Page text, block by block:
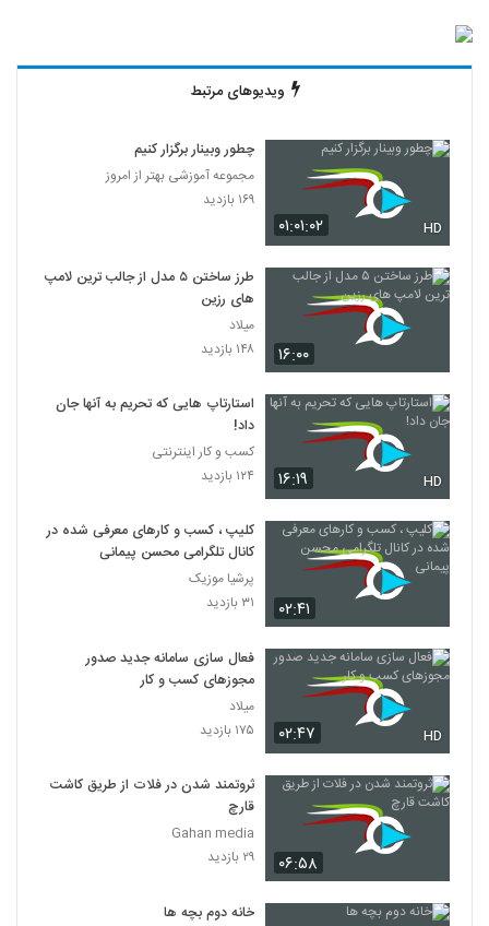
ویدیوهای مرتبط
۰۱:۰۱:۰۲ HD
چطور وبینار برگزار کنیم
مجموعه آموزشی بهتر از امروز
۱۶۹ بازدید
۱۶:۰۰
طرز ساختن ۵ مدل از جالب ترین لامپ
های رزین
میلاد
۱۴۸ بازدید
۱۶:۱۹ HD
استارتاپ هایی که تحریم به آنها جان
داد!
کسب و کار اینترنتی
۱۲۴ بازدید
۰۲:۴۱
کلیپ ، کسب و کارهای معرفی شده در
کانال تلگرامی محسن پیمانی
پرشیا موزیک
۳۱ بازدید
۰۲:۴۷ HD
فعال سازی سامانه جدید صدور
مجوزهای کسب و کار
میلاد
۱۷۵ بازدید
۰۶:۵۸
ثروتمند شدن در فلات از طریق کاشت
قارچ
Gahan media
۲۹ بازدید
خانه دوم بچه ها